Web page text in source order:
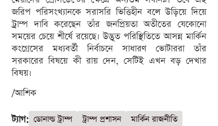
জরিপ পরিসংখ্যানকে সরাসরি ভিত্তিহীন বলে উড়িয়ে দিয়ে
ট্রাম্প দাবি করেছেন তাঁর জনপ্রিয়তা অতীতের যেকোনো
সময়ের চেয়ে শীর্ষে রয়েছে। উদ্ভূত পরিস্থিতিতে আসন্ন মার্কিন
কংগ্রেসের মধ্যবর্তী নির্বাচনে সাধারণ ভোটাররা তাঁর
সরকারের বিষয়ে কী রায় দেন, সেটিই এখন বড় দেখার
বিষয়।
/আশিক
ট্যাগ: ডোনাল্ড ট্রাম্প ট্রাম্প প্রশাসন
মার্কিন রাজনীতি